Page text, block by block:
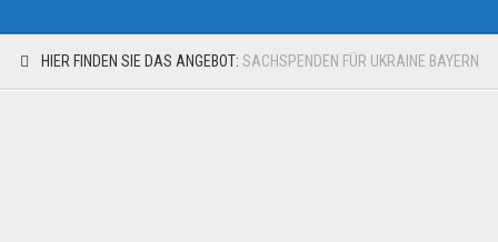
HIER FINDEN SIE DAS ANGEBOT: SACHSPENDEN FÜR UKRAINE BAYERN